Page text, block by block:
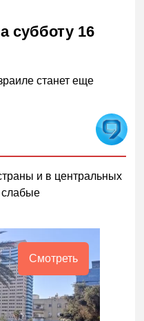
субботу 16
станет еще
и в центральных
Смотреть